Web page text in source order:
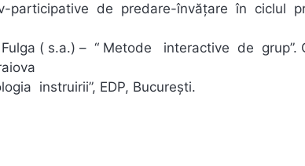
participative de predare-învăţare în ciclul
( s.a.) – “ Metode interactive de grup”.
instruirii”, EDP, Bucureşti.